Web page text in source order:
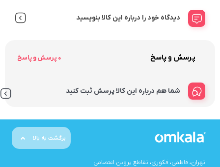
دیدگاه خود را درباره این کالا بنویسید
پرسش و پاسخ 0 پرسش و پاسخ
شما هم درباره این کالا پرسش ثبت کنید
برگشت به بالا
تهران، فاطمی، فکوری، تقاطع پروین اعتصامی